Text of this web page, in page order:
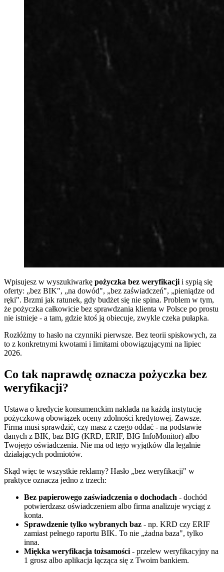
Wpisujesz w wyszukiwarkę pożyczka bez weryfikacji i sypią się
oferty: „bez BIK", „na dowód", „bez zaświadczeń", „pieniądze od
ręki". Brzmi jak ratunek, gdy budżet się nie spina. Problem w tym,
że pożyczka całkowicie bez sprawdzania klienta w Polsce po prostu
nie istnieje - a tam, gdzie ktoś ją obiecuje, zwykle czeka pułapka.
Rozłóżmy to hasło na czynniki pierwsze. Bez teorii spiskowych, za
to z konkretnymi kwotami i limitami obowiązującymi na lipiec
2026.
Co tak naprawdę oznacza pożyczka bez
weryfikacji?
Ustawa o kredycie konsumenckim nakłada na każdą instytucję
pożyczkową obowiązek oceny zdolności kredytowej. Zawsze.
Firma musi sprawdzić, czy masz z czego oddać - na podstawie
danych z BIK, baz BIG (KRD, ERIF, BIG InfoMonitor) albo
Twojego oświadczenia. Nie ma od tego wyjątków dla legalnie
działających podmiotów.
Skąd więc te wszystkie reklamy? Hasło „bez weryfikacji" w
praktyce oznacza jedno z trzech:
Bez papierowego zaświadczenia o dochodach - dochód
potwierdzasz oświadczeniem albo firma analizuje wyciąg z
konta.
Sprawdzenie tylko wybranych baz - np. KRD czy ERIF
zamiast pełnego raportu BIK. To nie „żadna baza", tylko
inna.
Miękka weryfikacja tożsamości - przelew weryfikacyjny na
1 grosz albo aplikacja łącząca się z Twoim bankiem.